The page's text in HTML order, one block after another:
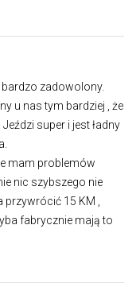
zadowolony.
u nas tym bardziej , że
super i jest ładny
mam problemów
nic szybszego nie
15 KM ,
fabrycznie mają to